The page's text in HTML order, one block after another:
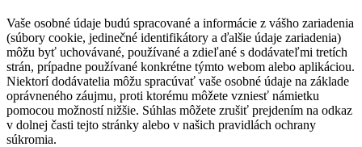
Vaše osobné údaje budú spracované a informácie z vášho zariadenia
(súbory cookie, jedinečné identifikátory a ďalšie údaje zariadenia)
môžu byť uchovávané, používané a zdieľané s dodávateľmi tretích
strán, prípadne používané konkrétne týmto webom alebo aplikáciou.
Niektorí dodávatelia môžu spracúvať vaše osobné údaje na základe
oprávneného záujmu, proti ktorému môžete vzniesť námietku
pomocou možností nižšie. Súhlas môžete zrušiť prejdením na odkaz
v dolnej časti tejto stránky alebo v našich pravidlách ochrany
súkromia.